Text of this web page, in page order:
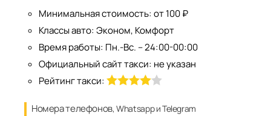
Минимальная стоимость: от 100 ₽
Классы авто: Эконом, Комфорт
Время работы: Пн.-Вс. – 24:00-00:00
Официальный сайт такси: не указан
Рейтинг такси:
Номера телефонов, Whatsapp и Telegram